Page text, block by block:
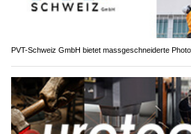
PVT-Schweiz GmbH bietet massgeschneiderte